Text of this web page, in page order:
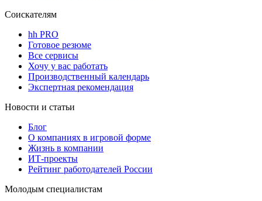
Соискателям
hh PRO
Готовое резюме
Все сервисы
Хочу у вас работать
Производственный календарь
Экспертная рекомендация
Новости и статьи
Блог
О компаниях в игровой форме
Жизнь в компании
ИТ-проекты
Рейтинг работодателей России
Молодым специалистам